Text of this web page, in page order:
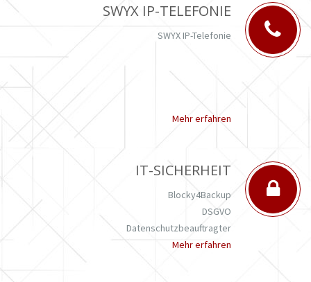
SWYX IP-TELEFONIE
SWYX IP-Telefonie
Mehr erfahren
IT-SICHERHEIT
Blocky4Backup
DSGVO
Datenschutzbeauftragter
Mehr erfahren